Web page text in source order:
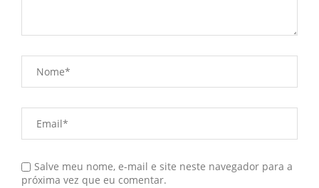
Salve meu nome, e-mail e site neste navegador para a
próxima vez que eu comentar.